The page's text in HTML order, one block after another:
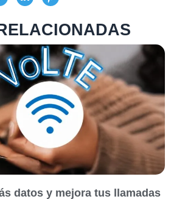
datos y mejora tus llamadas